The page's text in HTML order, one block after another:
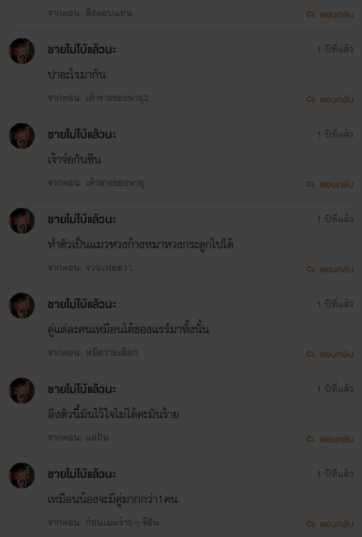
จากตอน: สิ่งตอบแทน ตอบกลับ
ชายไม่โบ้แล้วนะ
ปาอะไรมากัน
จากตอน: เค้ารางของพายุ2
1 ปีที่แล้ว
ตอบกลับ
ชายไม่โบ้แล้วนะ
เจ้าจ๋อกันซีน
จากตอน: เค้าลางของพายุ
1 ปีที่แล้ว
ตอบกลับ
ชายไม่โบ้แล้วนะ
ทำตัวเป็นแมวหวงก้างหมาหวงกระดูกไปได้
จากตอน: จวนเฟยฮวา..
1 ปีที่แล้ว
ตอบกลับ
ชายไม่โบ้แล้วนะ
คู่แต่ละคนเหมือนได้ของแรร์มาทั้งนั้น
จากตอน: หมีควายเผือก
1 ปีที่แล้ว
ตอบกลับ
ชายไม่โบ้แล้วนะ
ลิงตัวนี้มันไว้ใจไม่ได้คะมันร้าย
จากตอน: แค่ฝัน
1 ปีที่แล้ว
ตอบกลับ
ชายไม่โบ้แล้วนะ
เหมือนน้องจะมีคู่มากกว่า1คน
จากตอน: ก้อนเมฆร้ายๆ รีอัพ
1 ปีที่แล้ว
ตอบกลับ